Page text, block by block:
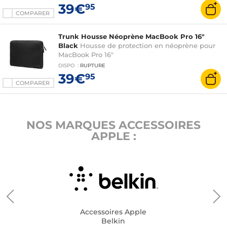
COMPARER 39€95
COMPARER
Trunk Housse Néoprène MacBook Pro 16"
Black Housse de protection en néoprène pour
MacBook Pro 16"
DISPO : RUPTURE
39€95
NOS MARQUES ACCESSOIRES
APPLE :
Accessoires Apple
Belkin